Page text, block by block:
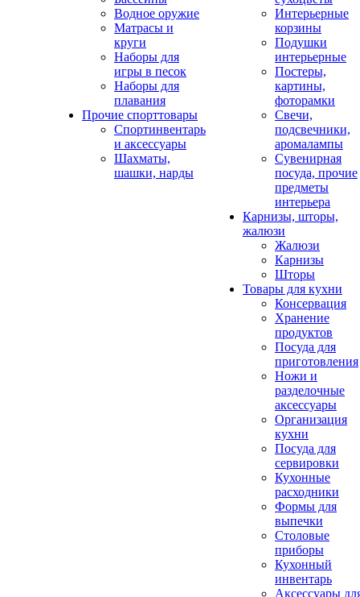
Водное оружие
Матрасы и
круги
Наборы для
игры в песок
Наборы для
плавания
Прочие спорттовары
Спортинвентарь
и аксессуары
Шахматы,
шашки, нарды
Интерьерные
корзины
Подушки
интерьерные
Постеры,
картины,
фоторамки
Свечи,
подсвечники,
аромалампы
Сувенирная
посуда, прочие
предметы
интерьера
Карнизы, шторы,
жалюзи
Жалюзи
Карнизы
Шторы
Товары для кухни
Консервация
Хранение
продуктов
Посуда для
приготовления
Ножи и
разделочные
аксессуары
Организация
кухни
Посуда для
сервировки
Кухонные
расходники
Формы для
выпечки
Столовые
приборы
Кухонный
инвентарь
Аксессуары